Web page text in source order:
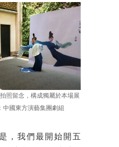
照留念，構成獨屬於本場展
中國東方演藝集團劇組
，我們最開始開五